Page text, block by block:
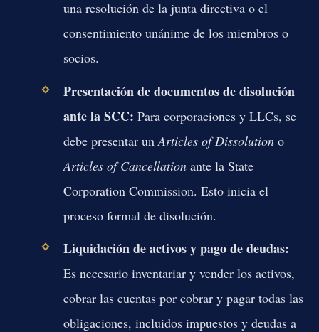
una resolución de la junta directiva o el
consentimiento unánime de los miembros o
socios.
Presentación de documentos de disolución
ante la SCC: Para corporaciones y LLCs, se
debe presentar un Articles of Dissolutiono
Articles of Cancellationante la State
Corporation Commission. Esto inicia el
proceso formal de disolución.
Liquidación de activos y pago de deudas:
Es necesario inventariar y vender los activos,
cobrar las cuentas por cobrar y pagar todas las
obligaciones, incluidos impuestos y deudas a